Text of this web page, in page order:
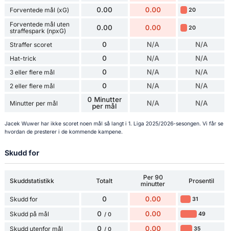
Forventede mål (xG) 0.00 0.00 20
Forventede mål uten
straffespark (npxG)
0.00 0.00 20
Straffer scoret 0 N/A N/A
Hat-trick 0 N/A N/A
3 eller flere mål 0 N/A N/A
2 eller flere mål 0 N/A N/A
Minutter per mål
0 Minutter
per mål
N/A N/A
Jacek Wuwer har ikke scoret noen mål så langt i 1. Liga 2025/2026-sesongen. Vi får se
hvordan de presterer i de kommende kampene.
Skudd for
Skuddstatistikk Totalt
Per 90
minutter
Prosentil
Skudd for 0 0.00 31
Skudd på mål 0 / 0 0.00 49
Skudd utenfor mål 0 / 0 0.00 35